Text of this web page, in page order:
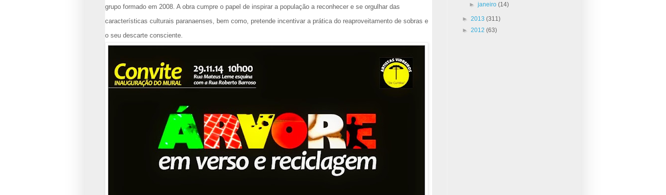
grupo formado em 2008. A obra cumpre o papel de inspirar a população a reconhecer e se orgulhar das
características culturais paranaenses, bem como, pretende incentivar a prática do reaproveitamento de sobras e
o seu descarte consciente.
►janeiro(14)
► 2013 (311)
► 2012 (63)